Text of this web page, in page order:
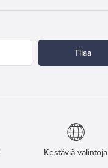
Tilaa
Kestäviä valintoja